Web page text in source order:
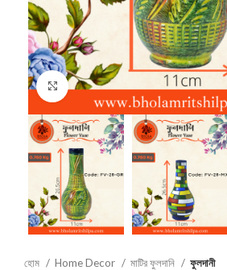
Click to enlarge
হোম Home Decor মাটির ফুলদানি ফুলদানী